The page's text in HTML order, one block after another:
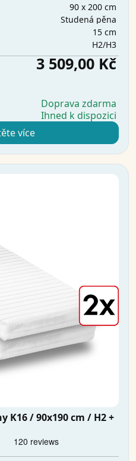
90 x 200 cm
Studená pěna
15 cm
H2/H3
3 509,00 Kč
Doprava zdarma
Ihned k dispozici
více
K16 / 90x190 cm / H2 +